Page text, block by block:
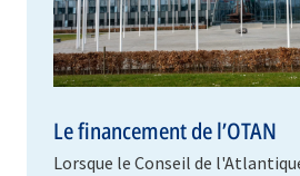
Le financement de l’OTAN
Lorsque le Conseil de